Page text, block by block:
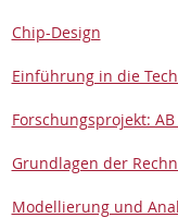
Chip-De­sign
Einführung in die
Forschung­spro­jekt:
Grund­la­gen der
Mod­el­lierung und